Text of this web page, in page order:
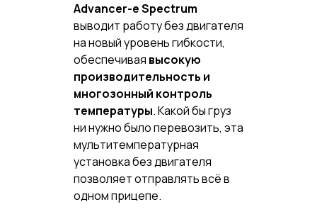
Advancer-e Spectrum
выводит работу без двигателя
на новый уровень гибкости,
обеспечивая высокую
производительность и
многозонный контроль
температуры. Какой бы груз
ни нужно было перевозить, эта
мультитемпературная
установка без двигателя
позволяет отправлять всё в
одном прицепе.